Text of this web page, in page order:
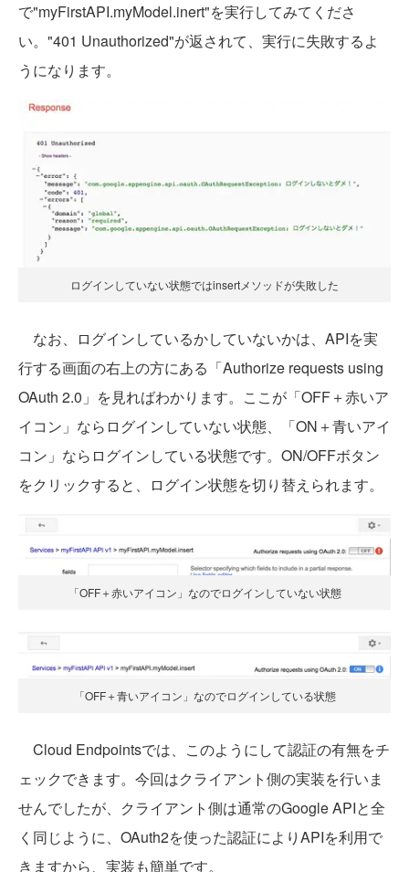
で"myFirstAPI.myModel.inert"を実行してみてくださ
い。"401 Unauthorized"が返されて、実行に失敗するよ
うになります。
ログインしていない状態ではinsertメソッドが失敗した
なお、ログインしているかしていないかは、APIを実
行する画面の右上の方にある「Authorize requests using
OAuth 2.0」を見ればわかります。ここが「OFF＋赤いア
イコン」ならログインしていない状態、「ON＋青いアイ
コン」ならログインしている状態です。ON/OFFボタン
をクリックすると、ログイン状態を切り替えられます。
「OFF＋赤いアイコン」なのでログインしていない状態
「OFF＋青いアイコン」なのでログインしている状態
Cloud Endpointsでは、このようにして認証の有無をチ
ェックできます。今回はクライアント側の実装を行いま
せんでしたが、クライアント側は通常のGoogle APIと全
く同じように、OAuth2を使った認証によりAPIを利用で
きますから、実装も簡単です。